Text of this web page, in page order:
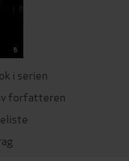
i serien
forfatteren